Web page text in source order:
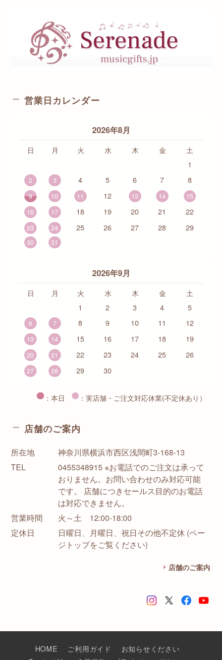
営業日カレンダー
2026年8月
日 月 火 水 木 金
土
1
2 3 4 5 6 7 8
9 10 11 12 13 14
15
16
17 18 19 20 21 22
23 24 25 26 27 28 29
30 31
2026年9月
日 月 火 水 木 金
土
1
2 3 4 5
6 7 8 9 10 11 12
13 14 15 16 17 18 19
20 21 22 23 24 25 26
27 28 29 30
：本日 ：実店舗・ご注文対応休業(不定休あり）
店舗のご案内
所在地
神奈川県横浜市西区浅間町3-168-13
TEL
0455348915 ※お電話でのご注文は承って
おりません。お問い合わせのみ対応可能
です。 店舗につきセールス目的のお電話
は対応できません。
営業時間
火～土 12:00-18:00
定休日
日曜日、月曜日、祝日その他不定休 (ペー
ジトップをご覧ください)
店舗のご案内
HOME ご利用ガイド
お知らせください